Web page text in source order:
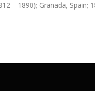
– 1890); Granada, Spain;